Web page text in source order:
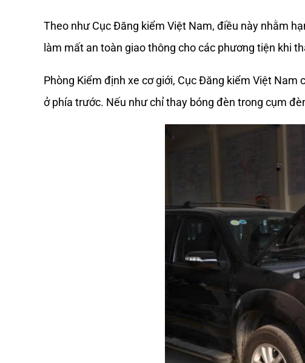
Theo như Cục Đăng kiểm Việt Nam, điều này nhằm
làm mất an toàn giao thông cho các phương tiện khi
Phòng Kiểm định xe cơ giới, Cục Đăng kiểm Việt
ở phía trước. Nếu như chỉ thay bóng đèn trong cụm